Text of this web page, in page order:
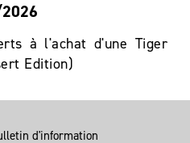
à l'achat d'une Tiger
Edition)